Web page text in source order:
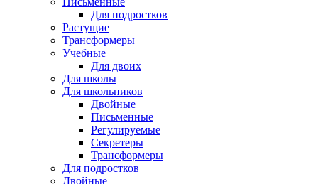
Для подростков
Растущие
Трансформеры
Учебные
Для двоих
Для школы
Для школьников
Двойные
Письменные
Регулируемые
Секретеры
Трансформеры
Для подростков
Двойные